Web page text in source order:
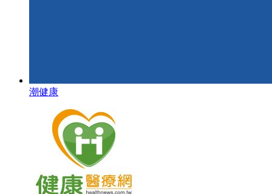
潮健康